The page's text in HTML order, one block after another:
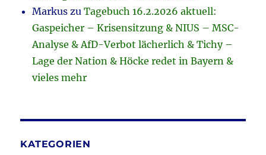
Markus zuTagebuch 16.2.2026 aktuell:
Gaspeicher – Krisensitzung & NIUS – MSC-
Analyse & AfD-Verbot lächerlich & Tichy –
Lage der Nation & Höcke redet in Bayern &
vieles mehr
KATEGORIEN